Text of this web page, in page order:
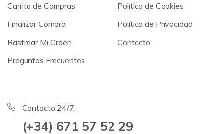
Carrito de Compras
Finalizar Compra
Rastrear Mi Orden
Preguntas Frecuentes
Política de Cookies
Política de Privacidad
Contacto
Contacto 24/7:
(+34) 671 57 52 29